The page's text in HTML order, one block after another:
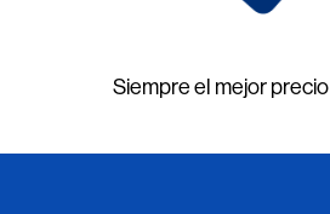
Siempre el mejor precio